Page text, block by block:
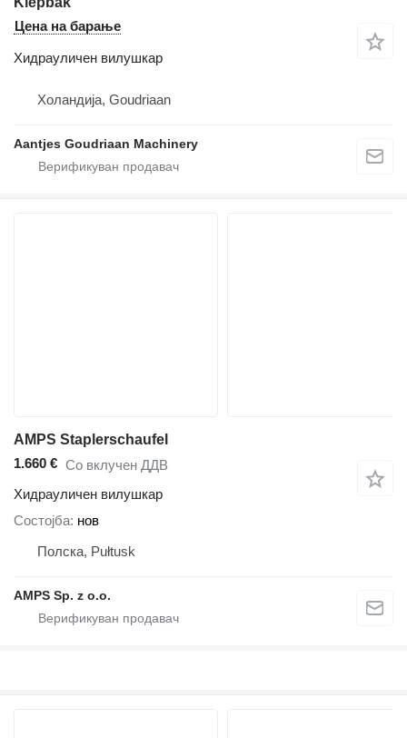
Цена на барање
Хидрауличен вилушкар
Холандија, Goudriaan
Aantjes Goudriaan Machinery
AMPS Staplerschaufel
1.660 € Со вклучен ДДВ
Хидрауличен вилушкар
Состојба нов
Полска, Pułtusk
AMPS Sp. z o.o.